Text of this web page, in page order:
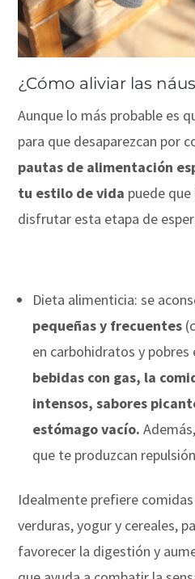
¿Cómo aliviar las
Aunque lo más probable es
para que desaparezcan por
pautas de alimentación
tu estilo de vida puede
disfrutar esta etapa de
Dieta alimenticia: se
pequeñas y frecuentes
en carbohidratos y pobres
bebidas con gas, la
intensos, sabores
estómago vacío.
que te produzcan
Idealmente prefiere
verduras, yogur y cereales,
favorecer la digestión y